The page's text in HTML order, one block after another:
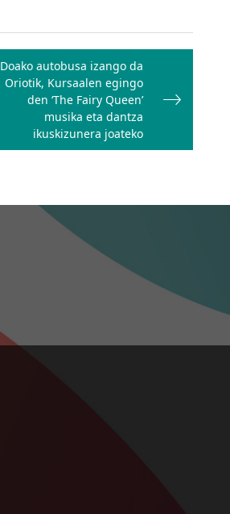
Doako autobusa izango da
Oriotik, Kursaalen egingo
den ‘The Fairy Queen’
musika eta dantza
ikuskizunera joateko